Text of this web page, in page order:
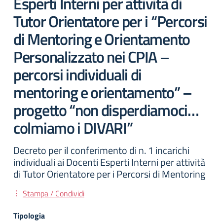
Tutor Orientatore per i “Percorsi
di Mentoring e Orientamento
Personalizzato nei CPIA –
percorsi individuali di
mentoring e orientamento” –
progetto “non disperdiamoci…
colmiamo i DIVARI”
Decreto per il conferimento di n. 1 incarichi
individuali ai Docenti Esperti Interni per attività
di Tutor Orientatore per i Percorsi di Mentoring
Stampa / Condividi
Tipologia